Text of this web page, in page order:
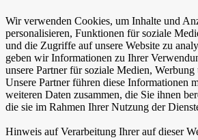
Wir verwenden Cookies, um Inhalte und
personalisieren, Funktionen für soziale
und die Zugriffe auf unsere Website zu
geben wir Informationen zu Ihrer
unsere Partner für soziale Medien,
Unsere Partner führen diese Informationen
weiteren Daten zusammen, die Sie ihnen
die sie im Rahmen Ihrer Nutzung der
Hinweis auf Verarbeitung Ihrer auf dieser